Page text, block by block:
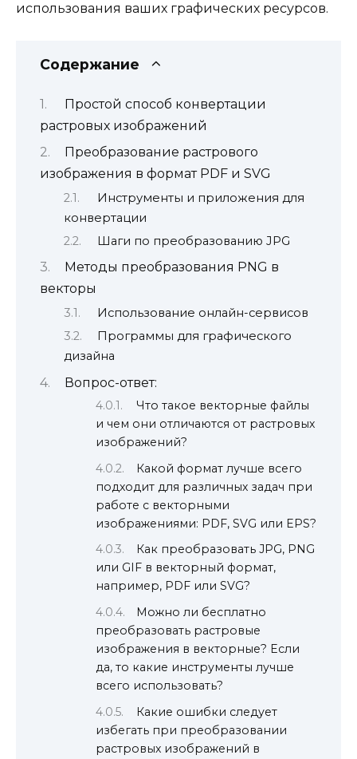
использования ваших графических ресурсов.
Содержание
Простой способ конвертации
растровых изображений
Преобразование растрового
изображения в формат PDF и SVG
Инструменты и приложения для
конвертации
Шаги по преобразованию JPG
Методы преобразования PNG в
векторы
Использование онлайн-сервисов
Программы для графического
дизайна
Вопрос-ответ:
Что такое векторные файлы
и чем они отличаются от растровых
изображений?
Какой формат лучше всего
подходит для различных задач при
работе с векторными
изображениями: PDF, SVG или EPS?
Как преобразовать JPG, PNG
или GIF в векторный формат,
например, PDF или SVG?
Можно ли бесплатно
преобразовать растровые
изображения в векторные? Если
да, то какие инструменты лучше
всего использовать?
Какие ошибки следует
избегать при преобразовании
растровых изображений в